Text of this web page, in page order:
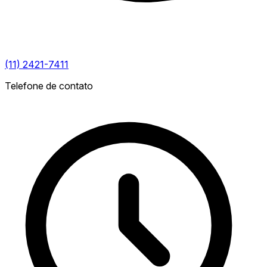
(11) 2421-7411
Telefone de contato